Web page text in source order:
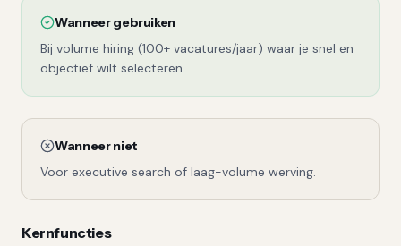
Wanneer gebruiken
Bij volume hiring (100+ vacatures/jaar) waar je snel en
objectief wilt selecteren.
Wanneer niet
Voor executive search of laag-volume werving.
Kernfuncties